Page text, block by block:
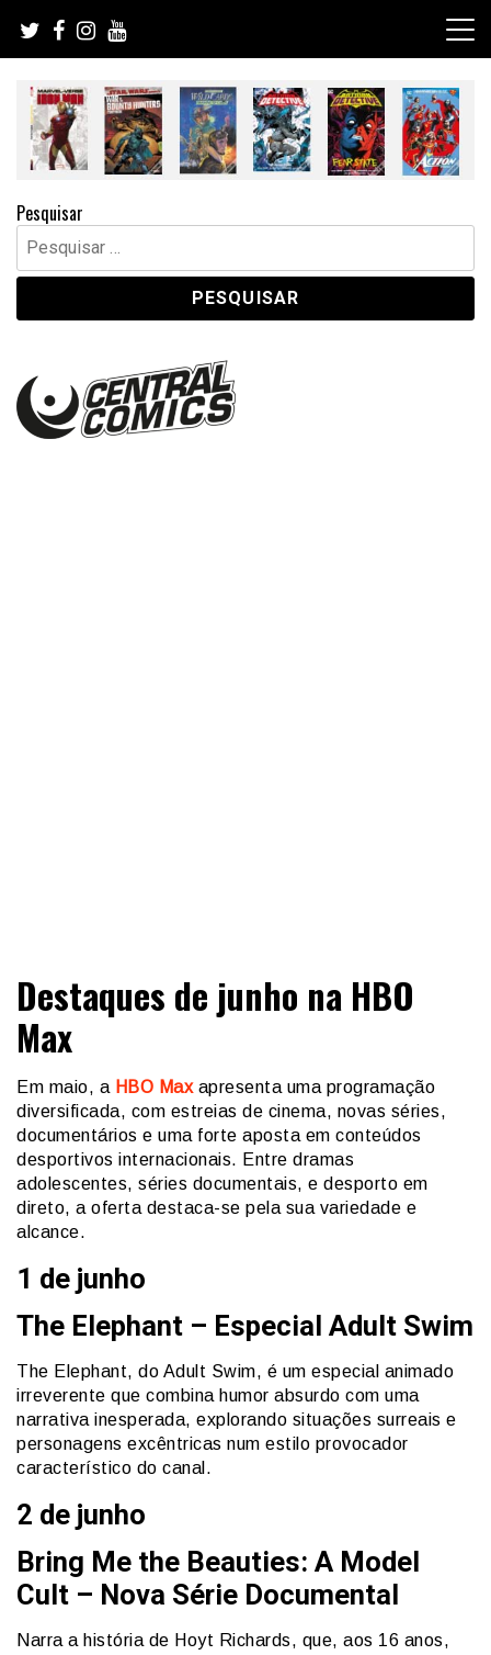
content
Pesquisar
Pesquisar
por:
Central Comics
Destaques de junho na HBO
Max
Em maio, a HBO Maxapresenta uma programação
diversificada, com estreias de cinema, novas séries,
documentários e uma forte aposta em conteúdos
desportivos internacionais. Entre dramas
adolescentes, séries documentais, e desporto em
direto, a oferta destaca-se pela sua variedade e
alcance.
1 de junho
The Elephant – Especial Adult Swim
The Elephant, do Adult Swim, é um especial animado
irreverente que combina humor absurdo com uma
narrativa inesperada, explorando situações surreais e
personagens excêntricas num estilo provocador
característico do canal.
2 de junho
Bring Me the Beauties: A Model
Cult – Nova Série Documental
Narra a história de Hoyt Richards, que, aos 16 anos,